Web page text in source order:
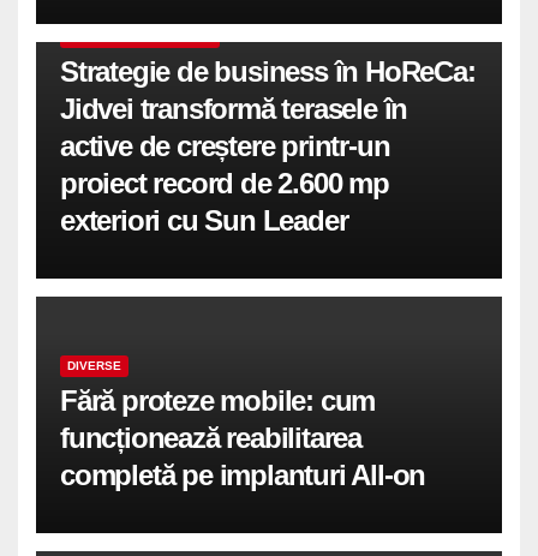
Strategie de business în HoReCa:
Jidvei transformă terasele în
active de creștere printr-un
proiect record de 2.600 mp
exteriori cu Sun Leader
DIVERSE
Fără proteze mobile: cum
funcționează reabilitarea
completă pe implanturi All-on